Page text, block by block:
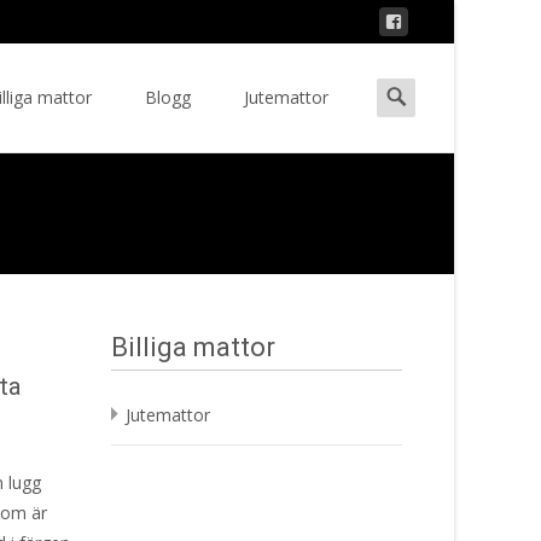
mattor Blogg Jutemattor
Search
for:
lugg
är
Billiga mattor
Jutemattor